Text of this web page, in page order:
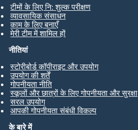
टीमों के लिए नि: शुल्क परीक्षण
व्यावसायिक संसाधन
काम के लिए बनाएँ
मेरी टीम में शामिल हों
के बारे में
नीतियां
स्टोरीबोर्ड कॉपीराइट और उपयोग
उपयोग की शर्तें
गोपनीयता नीति
स्कूलों और छात्रों के लिए गोपनीयता और सुरक्षा
सरल उपयोग
आपकी गोपनीयता संबंधी विकल्प